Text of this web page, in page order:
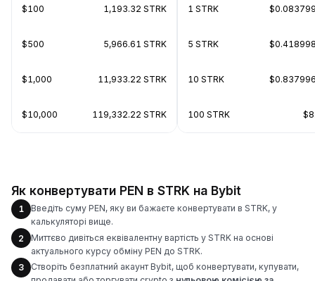
$100 1,193.32 STRK
$500 5,966.61 STRK
$1,000 11,933.22 STRK
$10,000 119,332.22 STRK
1 STRK
5 STRK
10 STRK
100 STRK
Як конвертувати PEN в STRK на Bybit
1
Введіть суму PEN, яку ви бажаєте конвертувати в STRK, у
калькуляторі вище.
2
Миттєво дивіться еквівалентну вартість у STRK на основі
актуального курсу обміну PEN до STRK.
3
Створіть безплатний акаунт Bybit, щоб конвертувати, купувати,